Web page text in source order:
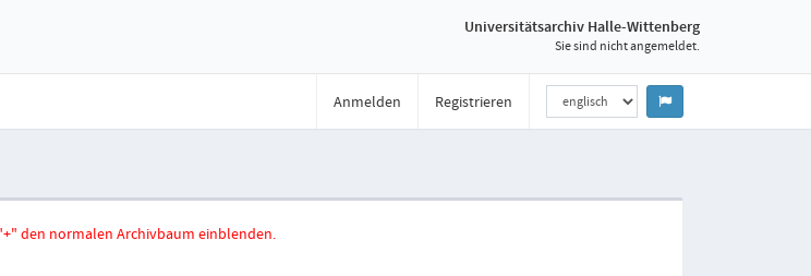
Universitätsarchiv Halle-Wittenberg
Sie sind nicht angemeldet.
Anmelden Registrieren
den normalen Archivbaum einblenden.